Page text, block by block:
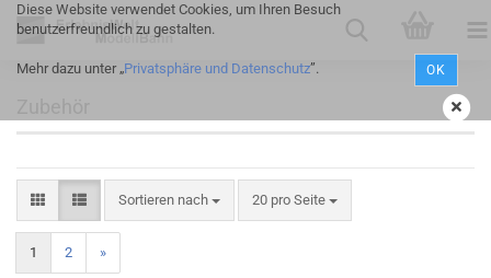
Diese Website verwendet Cookies, um Ihren Besuch
benutzerfreundlich zu gestalten.
Mehr dazu unter „Privatsphäre und Datenschutz”. OK
Sortieren nach 20 pro Seite
1 2 »